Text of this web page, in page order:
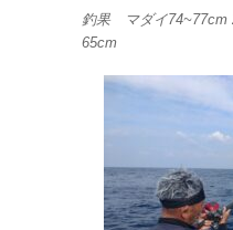
釣果 マダイ74~77cm
65cm